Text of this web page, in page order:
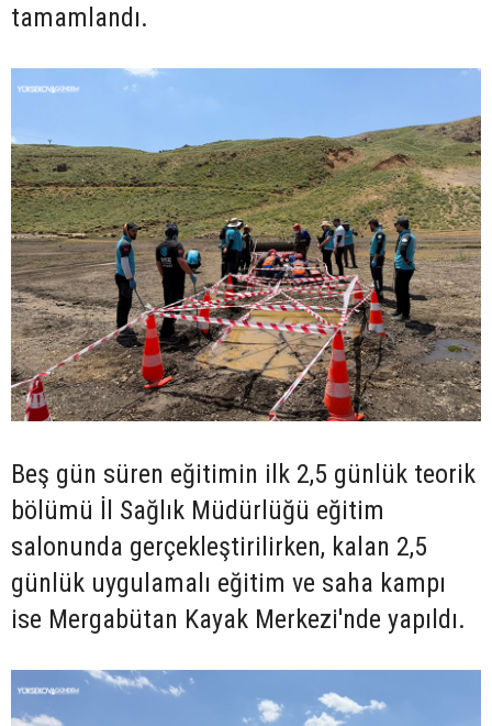
tamamlandı.
Beş gün süren eğitimin ilk 2,5 günlük teorik
bölümü İl Sağlık Müdürlüğü eğitim
salonunda gerçekleştirilirken, kalan 2,5
günlük uygulamalı eğitim ve saha kampı
ise Mergabütan Kayak Merkezi'nde yapıldı.